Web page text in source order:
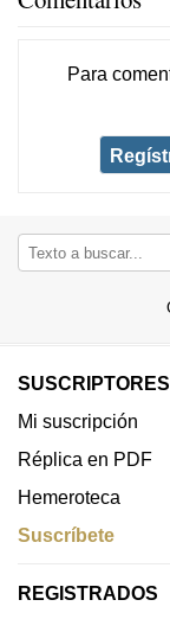
Para
SUSCRIPTORES
Mi suscripción
Réplica en PDF
Hemeroteca
Suscríbete
REGISTRADOS